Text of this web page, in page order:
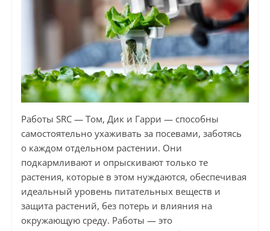
Работы SRC — Том, Дик и Гарри — способны
самостоятельно ухаживать за посевами, заботясь
о каждом отдельном растении. Они
подкармливают и опрыскивают только те
растения, которые в этом нуждаются, обеспечивая
идеальный уровень питательных веществ и
защита растений, без потерь и влияния на
окружающую среду. Работы — это